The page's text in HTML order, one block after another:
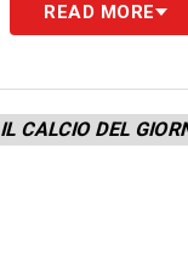
READ MORE
IL CALCIO DEL